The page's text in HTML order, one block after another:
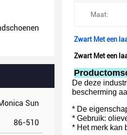
Sun
86-510
Maat:
Zwart Met een
Zwart Met een
De deze
bescherming
* De
* Gebruik:
* Het merk kan